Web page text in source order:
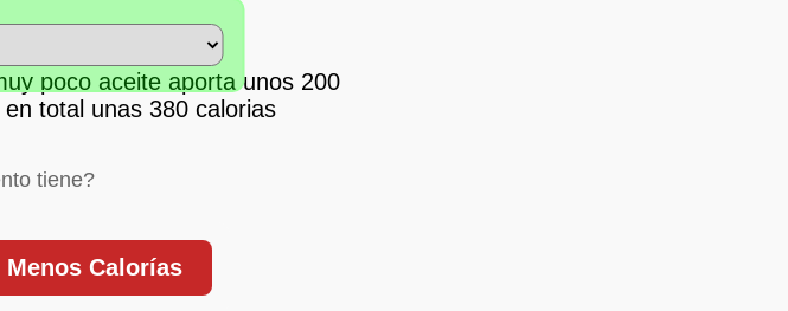
poco aceite aporta unos 200
total unas 380 calorias
tiene?
Menos Calorías